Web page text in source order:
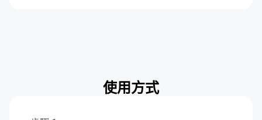
使用方式